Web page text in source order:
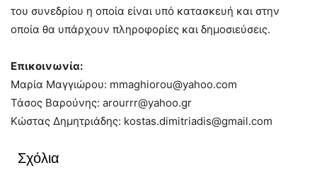
του συνεδρίου η οποία είναι υπό κατασκευή και στην
οποία θα υπάρχουν πληροφορίες και δημοσιεύσεις.
Επικοινωνία:
Μαρία Μαγγιώρου: mmaghiorou@yahoo.com
Τάσος Βαρούνης: arourrr@yahoo.gr
Κώστας Δημητριάδης: kostas.dimitriadis@gmail.com
Σχόλια